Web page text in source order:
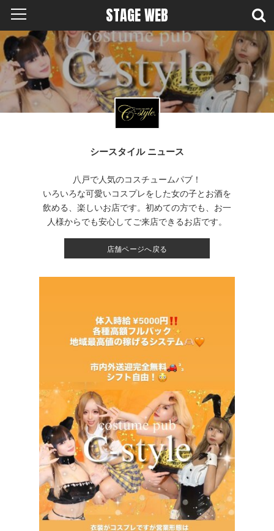
STAGE WEB
シースタイル ニュース
八戸で人気のコスチュームパブ！
いろいろな可愛いコスプレをした女の子とお酒を
飲める、楽しいお店です。初めての方でも、お一
人様からでも安心してご来店できるお店です。
店舗ページへ戻る